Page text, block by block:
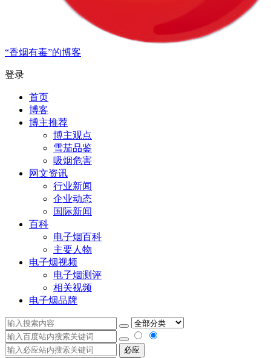
“香烟有毒”的博客
登录
首页
博客
博主推荐
博主观点
雪茄品鉴
吸烟危害
网文资讯
行业新闻
企业动态
国际新闻
百科
电子烟百科
主要人物
电子烟视频
电子烟测评
相关视频
电子烟品牌
必应